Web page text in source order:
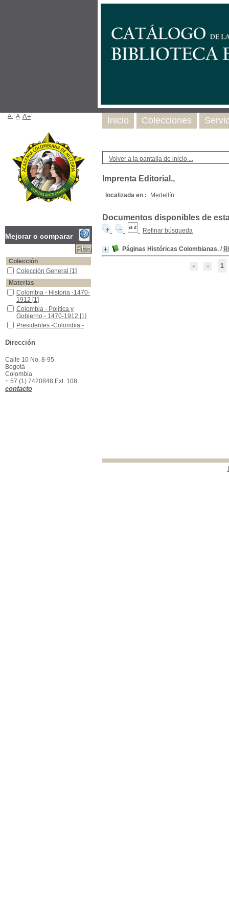
Volver a la pantalla de inicio ...
Imprenta Editorial.,
localizada en : Medellín
Documentos disponibles de
Refinar búsqueda
Páginas Históricas Colombianas. /
1
Inicio Colecciones
A- A A+
Mejorar o comparar
Colección
Colección General
Colección General [1]
Materias
Colombia - Historia -1470-1912
Colombia - Historia -1470-
1912 [1]
Colombia - Política y Gobierno - 1470-1912
Colombia - Política y
Gobierno - 1470-1912 [1]
Presidentes -Colombia -Biografías
Presidentes -Colombia -
Dirección
Calle 10 No. 8-95
Bogotá
Colombia
+ 57 (1) 7420848 Ext. 108
contacto